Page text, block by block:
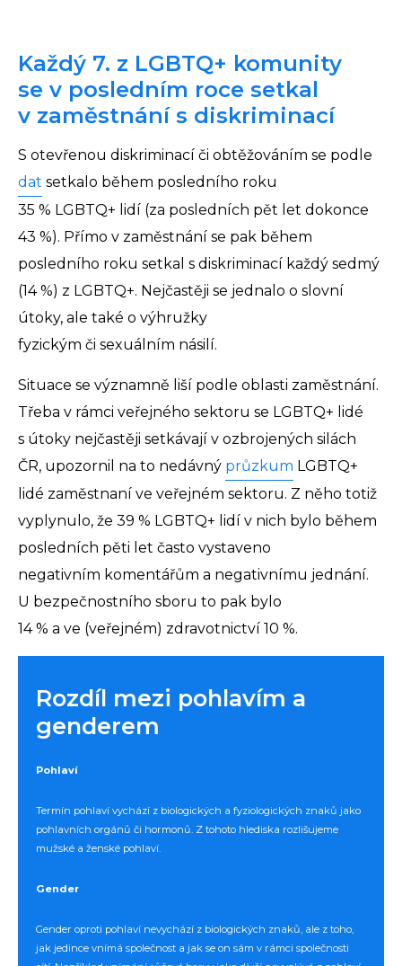
Každý 7. z LGBTQ+ komunity
se v posledním roce setkal
v zaměstnání s diskriminací
S otevřenou diskriminací či obtěžováním se podle
dat setkalo během posledního roku
35 % LGBTQ+ lidí (za posledních pět let dokonce
43 %). Přímo v zaměstnání se pak během
posledního roku setkal s diskriminací každý sedmý
(14 %) z LGBTQ+. Nejčastěji se jednalo o slovní
útoky, ale také o výhružky
fyzickým či sexuálním násilí.
Situace se významně liší podle oblasti zaměstnání.
Třeba v rámci veřejného sektoru se LGBTQ+ lidé
s útoky nejčastěji setkávají v ozbrojených silách
ČR, upozornil na to nedávný průzkum LGBTQ+
lidé zaměstnaní ve veřejném sektoru. Z něho totiž
vyplynulo, že 39 % LGBTQ+ lidí v nich bylo během
posledních pěti let často vystaveno
negativním komentářům a negativnímu jednání.
U bezpečnostního sboru to pak bylo
14 % a ve (veřejném) zdravotnictví 10 %.
Rozdíl mezi pohlavím a
genderem
Pohlaví
Termín pohlaví vychází z biologických a fyziologických znaků jako
pohlavních orgánů či hormonů. Z tohoto hlediska rozlišujeme
mužské a ženské pohlaví.
Gender
Gender oproti pohlaví nevychází z biologických znaků, ale z toho,
jak jedince vnímá společnost a jak se on sám v rámci společnosti